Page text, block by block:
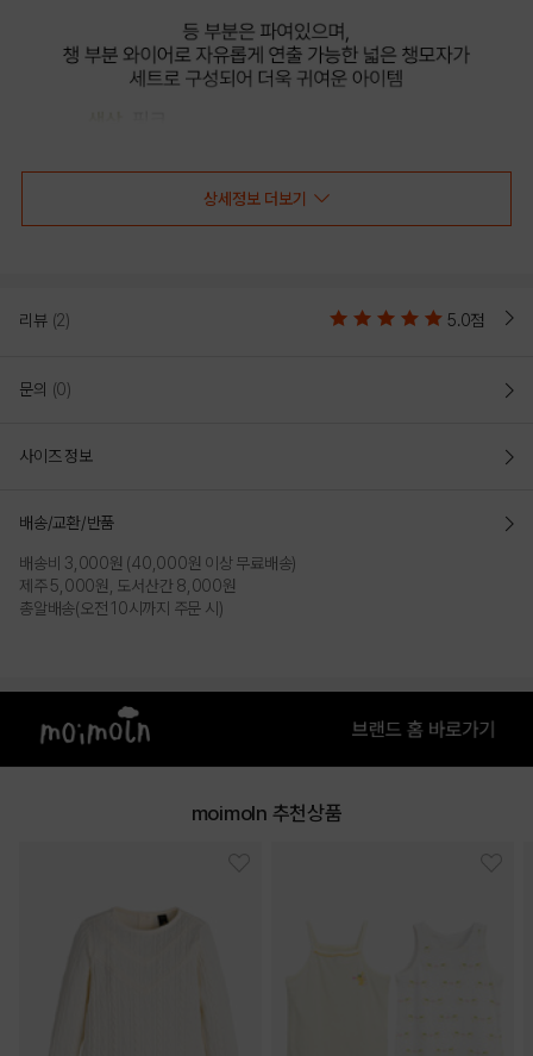
상세정보 더보기
리뷰 (2) 5.0점
문의 (0)
사이즈 정보
배송/교환/반품
배송비 3,000원 (40,000원 이상 무료배송)
제주 5,000원, 도서산간 8,000원
총알배송(오전 10시까지 주문 시)
moimoln 추천상품